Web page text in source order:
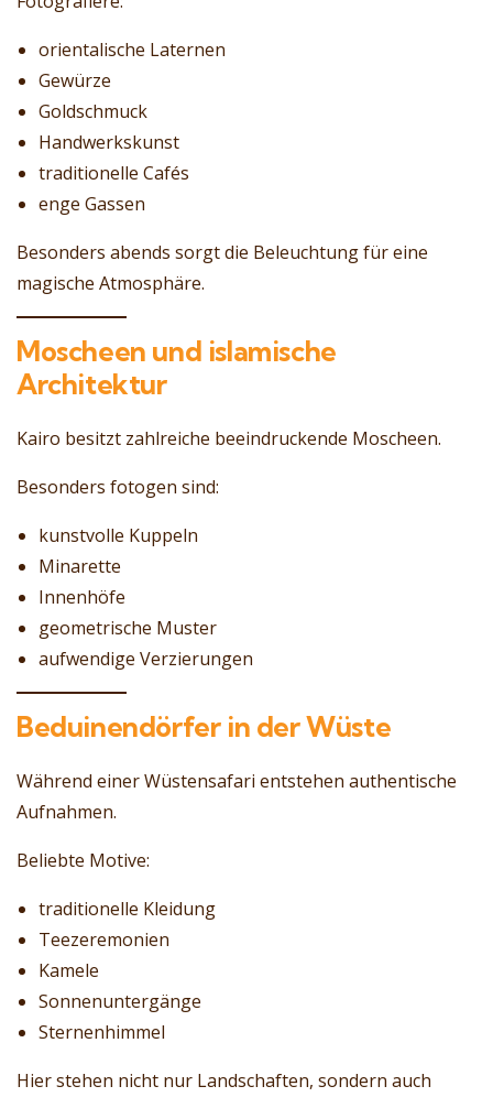
orientalische Laternen
Gewürze
Goldschmuck
Handwerkskunst
traditionelle Cafés
enge Gassen
Besonders abends sorgt die Beleuchtung für eine
magische Atmosphäre.
Moscheen und islamische
Architektur
Kairo besitzt zahlreiche beeindruckende Moscheen.
Besonders fotogen sind:
kunstvolle Kuppeln
Minarette
Innenhöfe
geometrische Muster
aufwendige Verzierungen
Beduinendörfer in der Wüste
Während einer Wüstensafari entstehen authentische
Aufnahmen.
Beliebte Motive:
traditionelle Kleidung
Teezeremonien
Kamele
Sonnenuntergänge
Sternenhimmel
Hier stehen nicht nur Landschaften, sondern auch